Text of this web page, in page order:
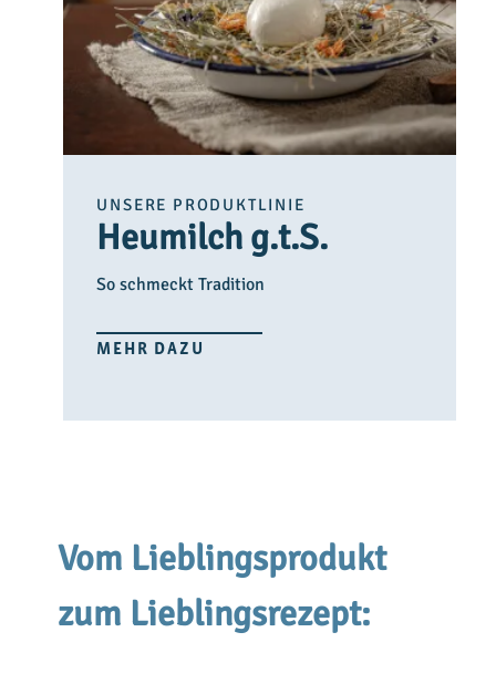
UNSERE PRODUKTLINIE
Heumilch g.t.S.
So schmeckt Tradition
MEHR DAZU
Vom Lieblingsprodukt
zum Lieblingsrezept: